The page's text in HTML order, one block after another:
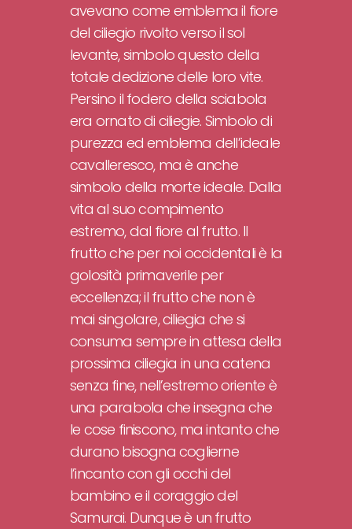
avevano come emblema il fiore
del ciliegio rivolto verso il sol
levante, simbolo questo della
totale dedizione delle loro vite.
Persino il fodero della sciabola
era ornato di ciliegie. Simbolo di
purezza ed emblema dell’ideale
cavalleresco, ma è anche
simbolo della morte ideale. Dalla
vita al suo compimento
estremo, dal fiore al frutto. Il
frutto che per noi occidentali è la
golosità primaverile per
eccellenza; il frutto che non è
mai singolare, ciliegia che si
consuma sempre in attesa della
prossima ciliegia in una catena
senza fine, nell’estremo oriente è
una parabola che insegna che
le cose finiscono, ma intanto che
durano bisogna coglierne
l’incanto con gli occhi del
bambino e il coraggio del
Samurai. Dunque è un frutto